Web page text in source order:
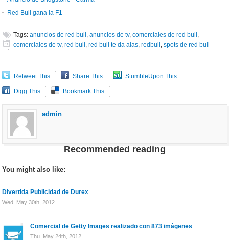
Red Bull gana la F1
Tags: anuncios de red bull ,anuncios de tv,comerciales de red bull ,
comerciales de tv,red bull ,red bull te da alas,redbull ,spots de red bull
Retweet This Share This StumbleUpon This
Digg This Bookmark This
admin
Recommended reading
You might also like:
Divertida Publicidad de Durex
Wed. May 30th, 2012
Comercial de Getty Images realizado con 873 imágenes
Thu. May 24th, 2012